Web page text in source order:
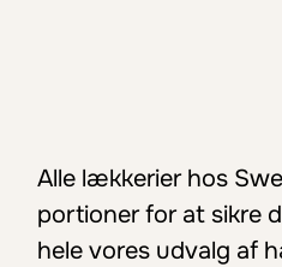
Alle lækkerier hos
portioner for at sikre
hele vores udvalg af